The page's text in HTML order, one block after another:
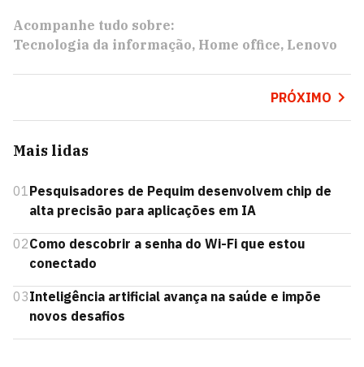
Acompanhe tudo sobre:
Tecnologia da informação Home office Lenovo
PRÓXIMO
Mais lidas
01Pesquisadores de Pequim desenvolvem chip de
alta precisão para aplicações em IA
02Como descobrir a senha do Wi-Fi que estou
conectado
03Inteligência artificial avança na saúde e impõe
novos desafios